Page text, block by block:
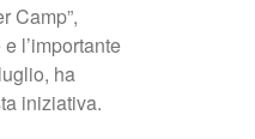
Camp”,
l’importante
ha
iniziativa.